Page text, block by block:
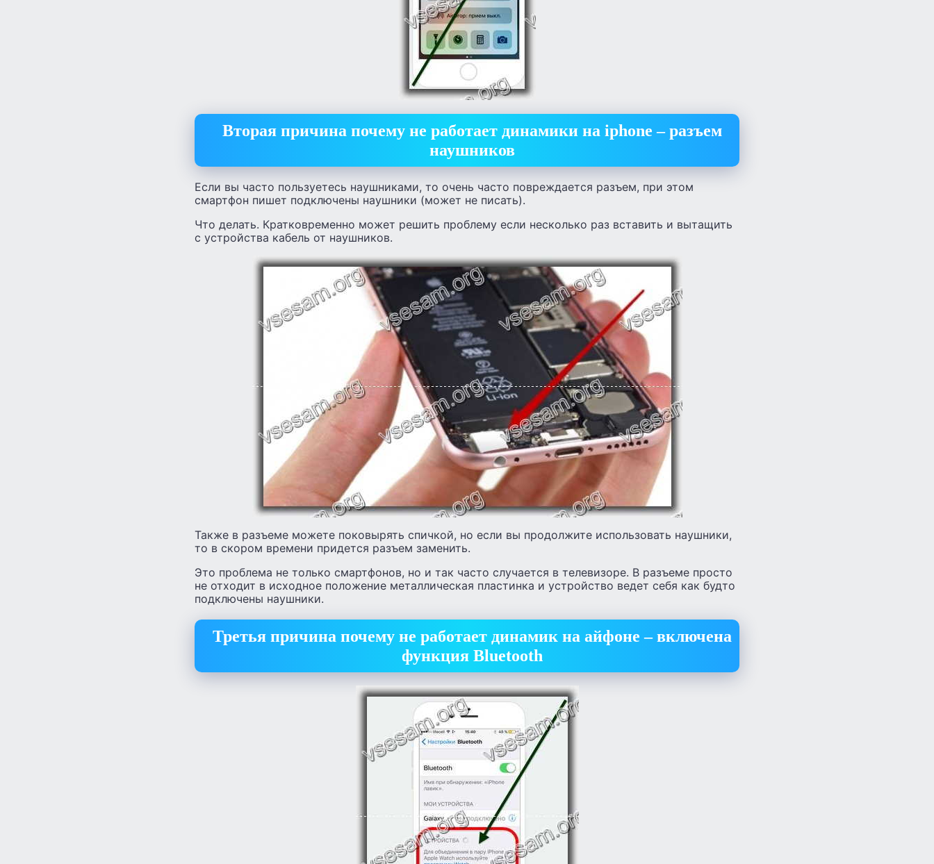
Вторая причина почему не работает динамики на iphone – разъем
наушников
Если вы часто пользуетесь наушниками, то очень часто повреждается разъем, при этом
смартфон пишет подключены наушники (может не писать).
Что делать. Кратковременно может решить проблему если несколько раз вставить и вытащить
с устройства кабель от наушников.
Также в разъеме можете поковырять спичкой, но если вы продолжите использовать наушники,
то в скором времени придется разъем заменить.
Это проблема не только смартфонов, но и так часто случается в телевизоре. В разъеме просто
не отходит в исходное положение металлическая пластинка и устройство ведет себя как будто
подключены наушники.
Третья причина почему не работает динамик на айфоне – включена
функция Bluetooth